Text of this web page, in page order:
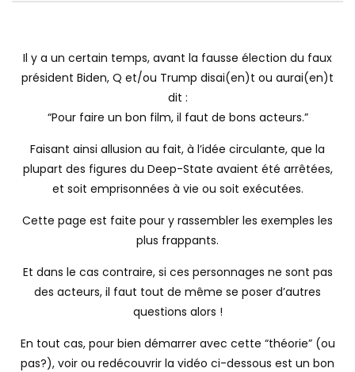
Il y a un certain temps, avant la fausse élection du faux
président Biden, Q et/ou Trump disai(en)t ou aurai(en)t
dit :
“Pour faire un bon film, il faut de bons acteurs.”
Faisant ainsi allusion au fait, à l’idée circulante, que la
plupart des figures du Deep-State avaient été arrêtées,
et soit emprisonnées à vie ou soit exécutées.
Cette page est faite pour y rassembler les exemples les
plus frappants.
Et dans le cas contraire, si ces personnages ne sont pas
des acteurs, il faut tout de même se poser d’autres
questions alors !
En tout cas, pour bien démarrer avec cette “théorie” (ou
pas?), voir ou redécouvrir la vidéo ci-dessous est un bon